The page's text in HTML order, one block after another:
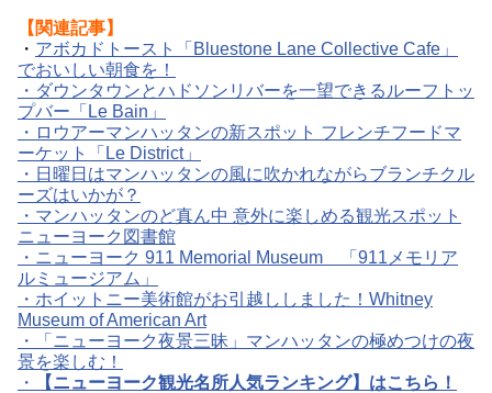
【関連記事】
・ アボカドトースト「Bluestone Lane Collective Cafe」
でおいしい朝食を！
・ダウンタウンとハドソンリバーを一望できるルーフトッ
プバー「Le Bain」
・ロウアーマンハッタンの新スポット フレンチフードマ
ーケット「Le District」
・日曜日はマンハッタンの風に吹かれながらブランチクル
ーズはいかが？
・マンハッタンのど真ん中 意外に楽しめる観光スポット
ニューヨーク図書館
・ニューヨーク 911 Memorial Museum 「911メモリア
ルミュージアム」
・ホイットニー美術館がお引越ししました！Whitney
Museum of American Art
・「ニューヨーク夜景三昧」マンハッタンの極めつけの夜
景を楽しむ！
・
【ニューヨーク観光名所人気ランキング】はこちら！